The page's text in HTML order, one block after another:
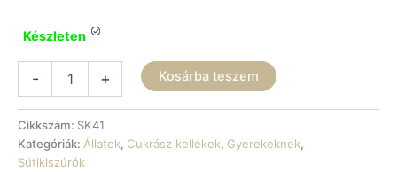
Készleten
-
körvonal
mennyiség
+ Kosárba teszem
Cikkszám: SK41
Kategóriák: Állatok, Cukrász kellékek, Gyerekeknek,
Sütikiszúrók